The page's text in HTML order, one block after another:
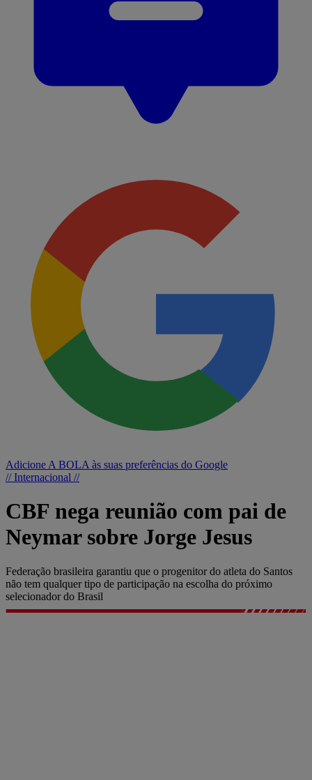
Adicione A BOLA às suas preferências do Google
// Internacional //
CBF nega reunião com pai de
Neymar sobre Jorge Jesus
Federação brasileira garantiu que o progenitor do atleta do Santos
não tem qualquer tipo de participação na escolha do próximo
selecionador do Brasil